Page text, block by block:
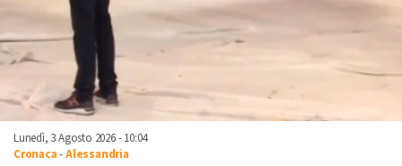
Lunedì, 3 Agosto 2026 - 10:04
Cronaca-Alessandria